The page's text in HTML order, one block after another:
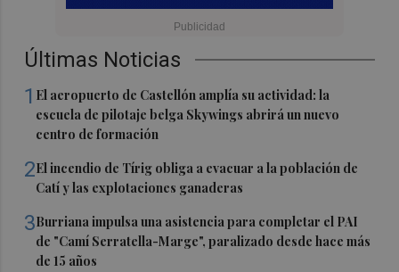
Últimas Noticias
1 El aeropuerto de Castellón amplía su actividad: la
escuela de pilotaje belga Skywings abrirá un nuevo
centro de formación
2El incendio de Tírig obliga a evacuar a la población de
Catí y las explotaciones ganaderas
3Burriana impulsa una asistencia para completar el PAI
de "Camí Serratella-Marge", paralizado desde hace más
de 15 años